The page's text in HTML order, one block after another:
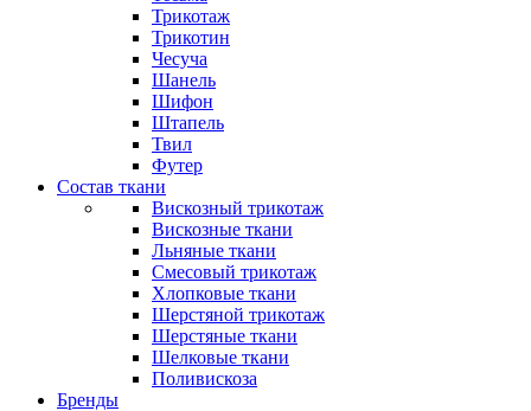
Трикотаж
Трикотин
Чесуча
Шанель
Шифон
Штапель
Твил
Футер
Состав ткани
Вискозный трикотаж
Вискозные ткани
Льняные ткани
Смесовый трикотаж
Хлопковые ткани
Шерстяной трикотаж
Шерстяные ткани
Шелковые ткани
Поливискоза
Бренды